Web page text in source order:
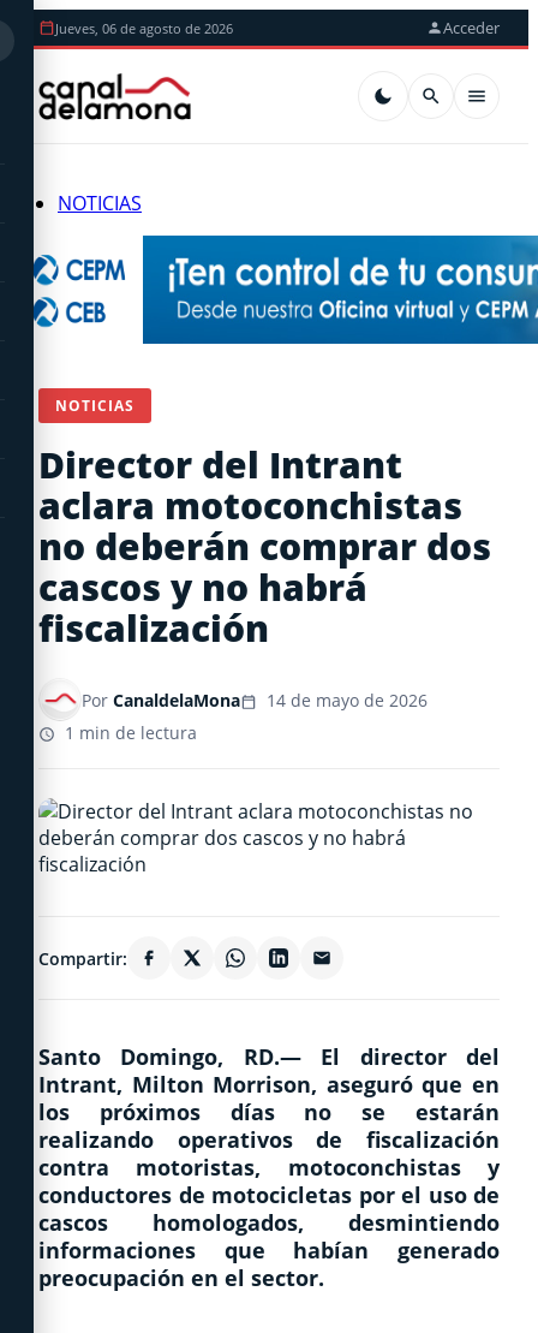
Jueves, 06 de agosto de 2026 Acceder
NOTICIAS
NOTICIAS
Director del Intrant
aclara motoconchistas
no deberán comprar dos
cascos y no habrá
fiscalización
Por CanaldelaMona
14 de mayo de 2026
1 min de lectura
Compartir:
Santo Domingo, RD.—El director del
Intrant, Milton Morrison, aseguró que en
los próximos días no se estarán
realizando operativos de fiscalización
contra motoristas, motoconchistas y
conductores de motocicletas por el uso de
cascos homologados, desmintiendo
informaciones que habían generado
preocupación en el sector.